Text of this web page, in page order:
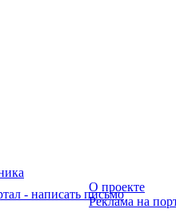
О проекте
Реклама на